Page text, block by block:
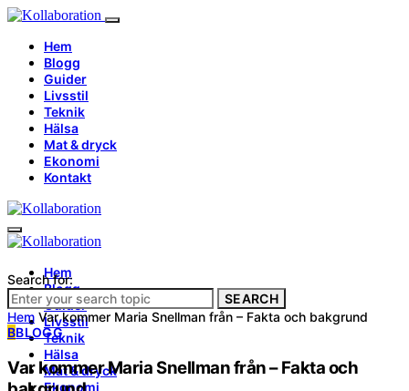
Hem
Blogg
Guider
Livsstil
Teknik
Hälsa
Mat & dryck
Ekonomi
Kontakt
Hem
Blogg
Guider
Livsstil
Teknik
Hälsa
Mat & dryck
Ekonomi
Search for:
SEARCH
Hem Var kommer Maria Snellman från – Fakta och bakgrund
BBLOGG
Var kommer Maria Snellman från – Fakta och